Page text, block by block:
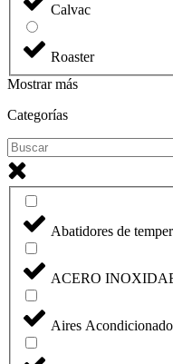
Calvac
Roaster
Mostrar más
Categorías
Abatidores de
ACERO
Aires